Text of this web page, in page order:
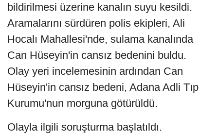
bildirilmesi üzerine kanalın suyu kesildi.
Aramalarını sürdüren polis ekipleri, Ali
Hocalı Mahallesi'nde, sulama kanalında
Can Hüseyin'in cansız bedenini buldu.
Olay yeri incelemesinin ardından Can
Hüseyin'in cansız bedeni, Adana Adli Tıp
Kurumu'nun morguna götürüldü.
Olayla ilgili soruşturma başlatıldı.